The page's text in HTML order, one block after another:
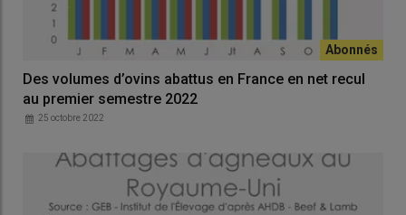
Des volumes d’ovins abattus en France en net recul
au premier semestre 2022
25 octobre 2022